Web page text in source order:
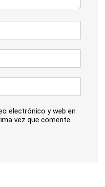
electrónico y web en
vez que comente.